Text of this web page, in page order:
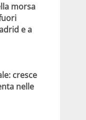
morsa
e a
cresce
nelle